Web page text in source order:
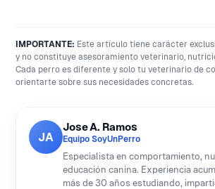
IMPORTANTE: Este artículo tiene carácter
y no constituye asesoramiento veterinario,
Cada perro es diferente y solo tu veterinario de
orientarte sobre sus necesidades concretas.
JA
Jose A. Ramos
Equipo SoyUnPerro
Especialista en comportamiento,
educación canina. Experiencia
más de 30 años estudiando,